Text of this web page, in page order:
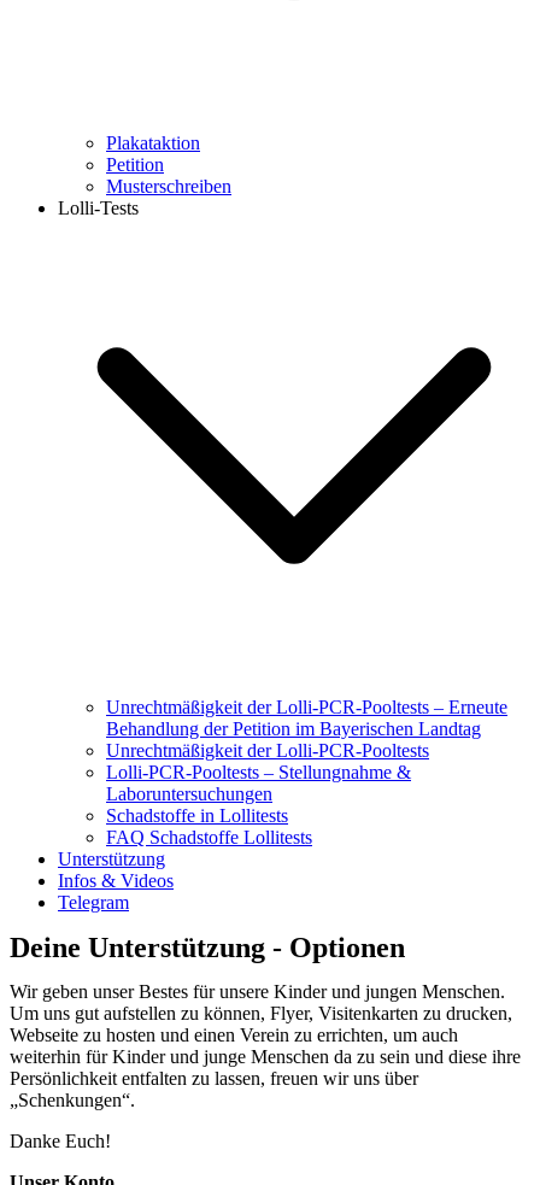
Plakataktion
Petition
Musterschreiben
Lolli-Tests
Unrechtmäßigkeit der Lolli-PCR-Pooltests – Erneute
Behandlung der Petition im Bayerischen Landtag
Unrechtmäßigkeit der Lolli-PCR-Pooltests
Lolli-PCR-Pooltests – Stellungnahme &
Laboruntersuchungen
Schadstoffe in Lollitests
FAQ Schadstoffe Lollitests
Unterstützung
Infos & Videos
Telegram
Deine Unterstützung - Optionen
Wir geben unser Bestes für unsere Kinder und jungen Menschen.
Um uns gut aufstellen zu können, Flyer, Visitenkarten zu drucken,
Webseite zu hosten und einen Verein zu errichten, um auch
weiterhin für Kinder und junge Menschen da zu sein und diese ihre
Persönlichkeit entfalten zu lassen, freuen wir uns über
„Schenkungen“.
Danke Euch!